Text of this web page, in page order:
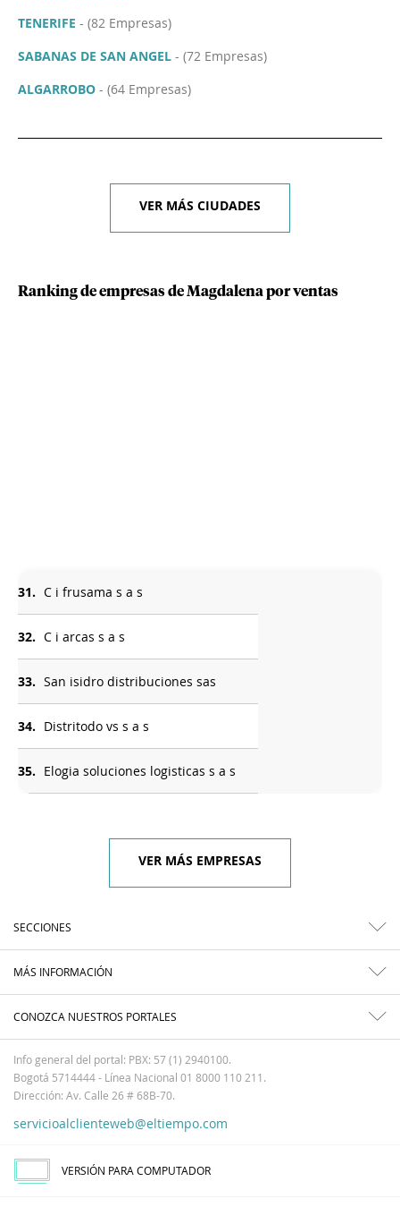
TENERIFE - (82 Empresas)
SABANAS DE SAN ANGEL - (72 Empresas)
ALGARROBO - (64 Empresas)
VER MÁS CIUDADES
Ranking de empresas de Magdalena por ventas
31. C i frusama s a s
32. C i arcas s a s
33. San isidro distribuciones sas
34. Distritodo vs s a s
35. Elogia soluciones logisticas s a s
VER MÁS EMPRESAS
SECCIONES
MÁS INFORMACIÓN
CONOZCA NUESTROS PORTALES
Info general del portal: PBX: 57 (1) 2940100.
Bogotá 5714444 - Línea Nacional 01 8000 110 211.
Dirección: Av. Calle 26 # 68B-70.
servicioalclienteweb@eltiempo.com
VERSIÓN PARA COMPUTADOR